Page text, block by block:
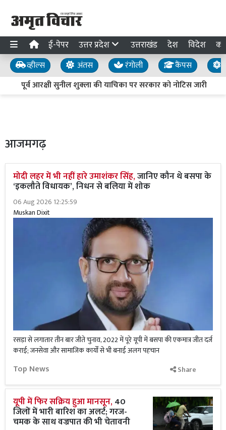
ई-पेपर उत्तर प्रदेश उत्तराखंड देश विदेश
व्हील्स अंतस रंगोली कैंपस
पूर्व आरक्षी सुनील शुक्ला की याचिका पर सरकार को नोटिस जारी
आजमगढ़
मोदी लहर में भी नहीं हारे उमाशंकर सिंह,जानिए कौन थे बसपा के
‘इकलौते विधायक’, निधन से बलिया में शोक
06 Aug 2026 12:25:59
Muskan Dixit
रसड़ा से लगातार तीन बार जीते चुनाव, 2022 में पूरे यूपी में बसपा की एकमात्र जीत दर्ज
कराई; जनसेवा और सामाजिक कार्यों से भी बनाई अलग पहचान
Top News Share
यूपी में फिर सक्रिय हुआ मानसून, 40
जिलों में भारी बारिश का अलर्ट; गरज-
चमक के साथ वज्रपात की भी चेतावनी